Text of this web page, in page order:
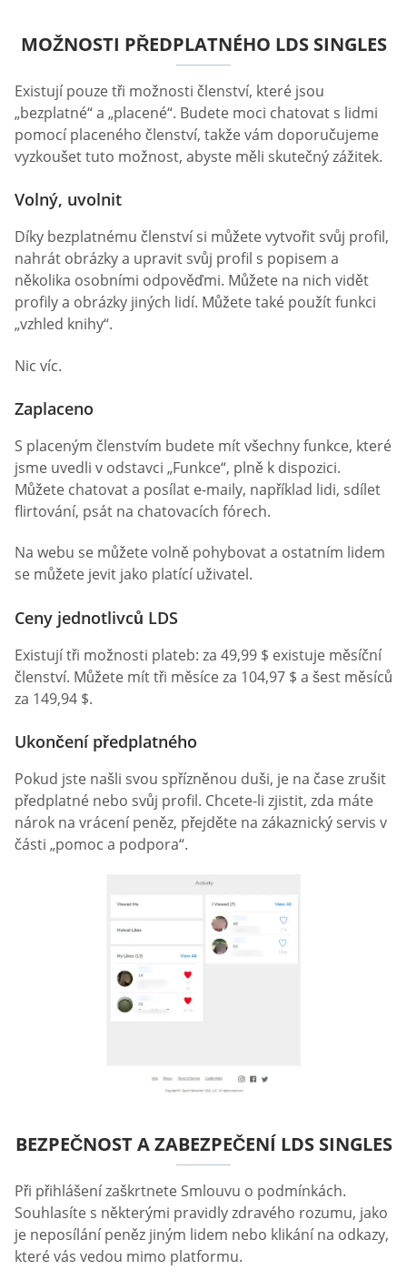
MOŽNOSTI PŘEDPLATNÉHO LDS SINGLES
Existují pouze tři možnosti členství, které jsou
„bezplatné“ a „placené“. Budete moci chatovat s lidmi
pomocí placeného členství, takže vám doporučujeme
vyzkoušet tuto možnost, abyste měli skutečný zážitek.
Volný, uvolnit
Díky bezplatnému členství si můžete vytvořit svůj profil,
nahrát obrázky a upravit svůj profil s popisem a
několika osobními odpověďmi. Můžete na nich vidět
profily a obrázky jiných lidí. Můžete také použít funkci
„vzhled knihy“.
Nic víc.
Zaplaceno
S placeným členstvím budete mít všechny funkce, které
jsme uvedli v odstavci „Funkce“, plně k dispozici.
Můžete chatovat a posílat e-maily, například lidi, sdílet
flirtování, psát na chatovacích fórech.
Na webu se můžete volně pohybovat a ostatním lidem
se můžete jevit jako platící uživatel.
Ceny jednotlivců LDS
Existují tři možnosti plateb: za 49,99 $ existuje měsíční
členství. Můžete mít tři měsíce za 104,97 $ a šest měsíců
za 149,94 $.
Ukončení předplatného
Pokud jste našli svou spřízněnou duši, je na čase zrušit
předplatné nebo svůj profil. Chcete-li zjistit, zda máte
nárok na vrácení peněz, přejděte na zákaznický servis v
části „pomoc a podpora“.
BEZPEČNOST A ZABEZPEČENÍ LDS SINGLES
Při přihlášení zaškrtnete Smlouvu o podmínkách.
Souhlasíte s některými pravidly zdravého rozumu, jako
je neposílání peněz jiným lidem nebo klikání na odkazy,
které vás vedou mimo platformu.